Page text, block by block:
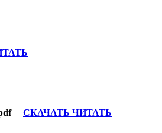
pdf СКАЧАТЬ ЧИТАТЬ